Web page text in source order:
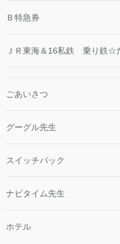
Ｂ特急券
ＪＲ東海＆16私鉄 乗り鉄☆
ごあいさつ
グーグル先生
スイッチバック
ナビタイム先生
ホテル